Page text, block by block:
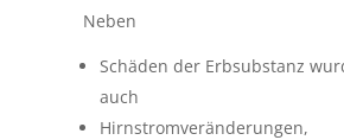
Neben
Schäden der Erbsubstanz
auch
Hirnstromveränderungen,